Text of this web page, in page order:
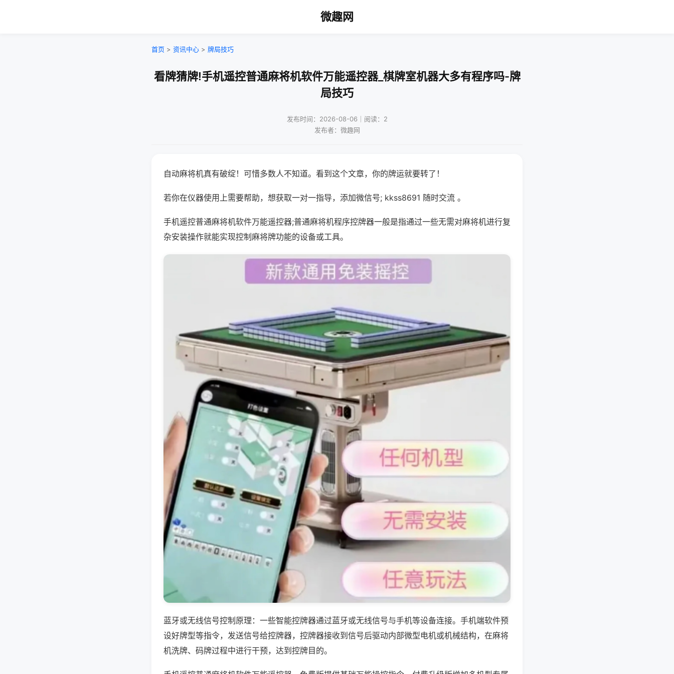
微趣网
首页 > 资讯中心 > 牌局技巧
看牌猜牌!手机遥控普通麻将机软件万能遥控器_棋牌室机器大多有程序吗-牌
局技巧
发布时间：2026-08-06｜阅读：2
发布者：微趣网
自动麻将机真有破绽！可惜多数人不知道。看到这个文章，你的牌运就要转了！
若你在仪器使用上需要帮助，想获取一对一指导，添加微信号; kkss8691 随时交流 。
手机遥控普通麻将机软件万能遥控器;普通麻将机程序控牌器一般是指通过一些无需对麻将机进行复
杂安装操作就能实现控制麻将牌功能的设备或工具。
蓝牙或无线信号控制原理：一些智能控牌器通过蓝牙或无线信号与手机等设备连接。手机端软件预
设好牌型等指令，发送信号给控牌器，控牌器接收到信号后驱动内部微型电机或机械结构，在麻将
机洗牌、码牌过程中进行干预，达到控牌目的。